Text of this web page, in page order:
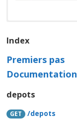
Index
Premiers pas
Documentation
depots
GET
/depots